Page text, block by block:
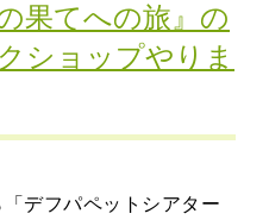
果てへの旅』の
ショップやりま
デフパペットシアター